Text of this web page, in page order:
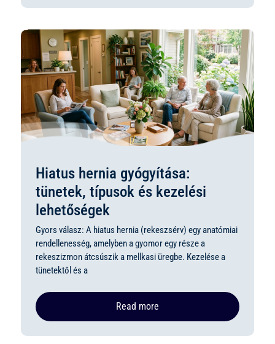
Hiatus hernia gyógyítása:
tünetek, típusok és kezelési
lehetőségek
Gyors válasz: A hiatus hernia (rekeszsérv) egy anatómiai
rendellenesség, amelyben a gyomor egy része a
rekeszizmon átcsúszik a mellkasi üregbe. Kezelése a
tünetektől és a
Read more